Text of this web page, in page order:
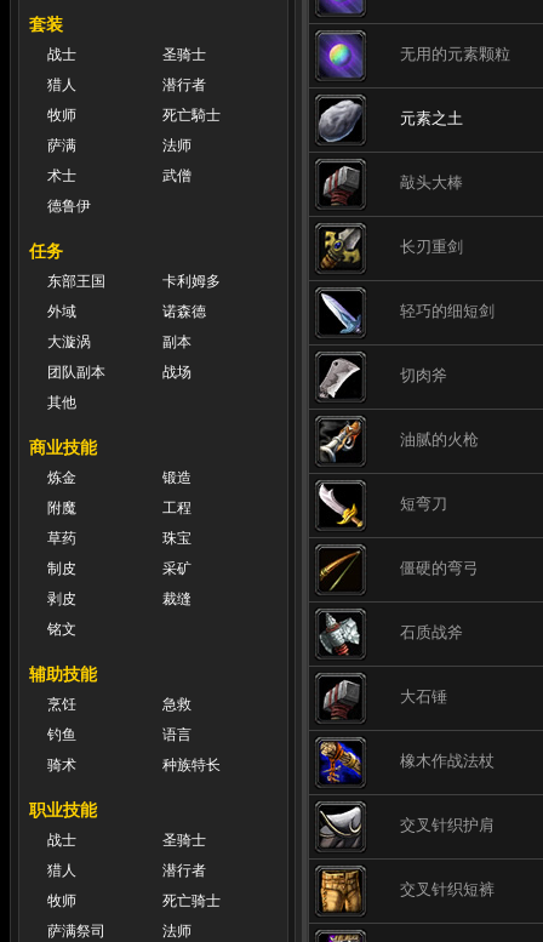
套装
战士
圣骑士
猎人
潜行者
牧师
死亡騎士
萨满
法师
术士
武僧
德鲁伊
任务
东部王国
卡利姆多
外域
诺森德
大漩涡
副本
团队副本
战场
其他
商业技能
炼金
锻造
附魔
工程
草药
珠宝
制皮
采矿
剥皮
裁缝
铭文
辅助技能
烹饪
急救
钓鱼
语言
骑术
种族特长
职业技能
战士
圣骑士
猎人
潜行者
牧师
死亡骑士
萨满祭司
法师
无用的元素颗粒
元素之土
敲头大棒
长刃重剑
轻巧的细短剑
切肉斧
油腻的火枪
短弯刀
僵硬的弯弓
石质战斧
大石锤
橡木作战法杖
交叉针织护肩
交叉针织短裤